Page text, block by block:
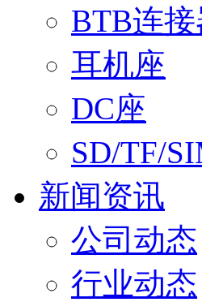
BTB连接
耳机座
DC座
SD/TF/
新闻资讯
公司动态
行业动态